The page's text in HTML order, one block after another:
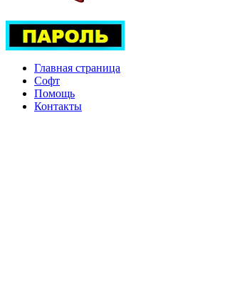
Главная страница
Софт
Помощь
Контакты